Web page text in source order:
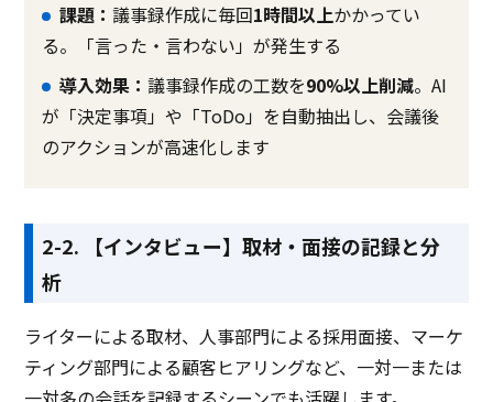
課題：議事録作成に毎回1時間以上かかってい
る。「言った・言わない」が発生する
導入効果：議事録作成の工数を90%以上削減。AI
が「決定事項」や「ToDo」を自動抽出し、会議後
のアクションが高速化します
2-2. 【インタビュー】取材・面接の記録と分
析
ライターによる取材、人事部門による採用面接、マーケ
ティング部門による顧客ヒアリングなど、一対一または